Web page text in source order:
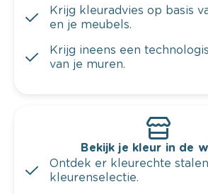
Krijg kleuradvies op basis
en je meubels.
Krijg ineens een
van je muren.
Bekijk je kleur in de
Ontdek er kleurechte
kleurenselectie.